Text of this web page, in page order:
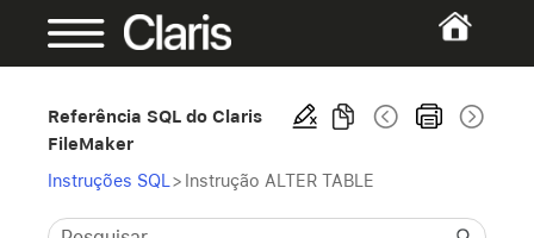
Referência SQL do Claris
FileMaker
Instruções SQL > Instrução ALTER TABLE